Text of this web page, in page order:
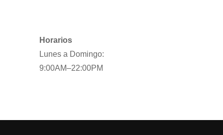
Horarios
Lunes a Domingo:
9:00AM–22:00PM